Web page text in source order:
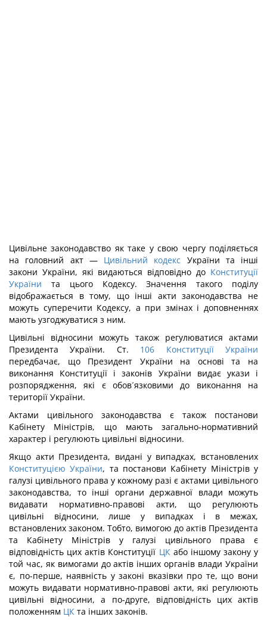
Цивільне законодавство як таке у свою чергу поділяється
на головний акт — Цивільний кодекс України та інші
закони України, які видаються відповідно до Конституції
України та цього Кодексу. Значення такого поділу
відображається в тому, що інші акти законодавства не
можуть суперечити Кодексу, а при змінах і доповненнях
мають узгоджуватися з ним.
Цивільні відносини можуть також регулюватися актами
Президента України. Ст. 106 Конституції України
передбачає, що Президент України на основі та на
виконання Конституції і законів України видає укази і
розпорядження, які є обов´язковими до виконання на
території України.
Актами цивільного законодавства є також постанови
Кабінету Міністрів, що мають загально-нормативний
характер і регулюють цивільні відносини.
Якщо акти Президента, видані у випадках, встановлених
Конституцією України, та постанови Кабінету Міністрів у
галузі цивільного права у кожному разі є актами цивільного
законодавства, то інші органи державної влади можуть
видавати нормативно-правові акти, що регулюють
цивільні відносини, лише у випадках і в межах,
встановлених законом. Тобто, вимогою до актів Президента
та Кабінету Міністрів у галузі цивільного права є
відповідність цих актів Конституції ЦКабо іншому закону у
той час, як вимогами до актів інших органів влади України
є, по-перше, наявність у законі вказівки про те, що вони
можуть видавати нормативно-правові акти, які регулюють
цивільні відносини, а по-друге, відповідність цих актів
положенням ЦК та інших законів.